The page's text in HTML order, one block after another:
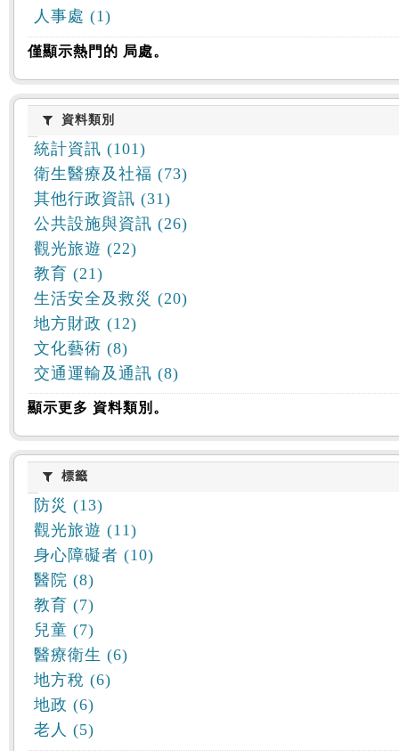
人事處 (1)
僅顯示熱門的 局處。
資料類別
資料類別
統計資訊 (101)
衛生醫療及社福 (73)
其他行政資訊 (31)
公共設施與資訊 (26)
觀光旅遊 (22)
教育 (21)
生活安全及救災 (20)
地方財政 (12)
文化藝術 (8)
交通運輸及通訊 (8)
顯示更多 資料類別。
標籤標籤
防災 (13)
觀光旅遊 (11)
身心障礙者 (10)
醫院 (8)
教育 (7)
兒童 (7)
醫療衛生 (6)
地方稅 (6)
地政 (6)
老人 (5)